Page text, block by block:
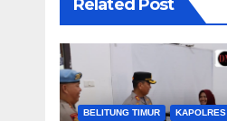
Related Post
BELITUNG TIMUR KAPOLRES